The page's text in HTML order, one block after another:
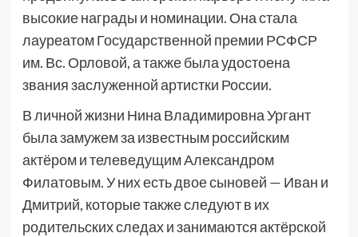
высокие награды и номинации. Она стала
лауреатом Государственной премии РСФСР
им. Вс. Орловой, а также была удостоена
звания заслуженной артистки России.
В личной жизни Нина Владимировна Ургант
была замужем за известным российским
актёром и телеведущим Александром
Филатовым. У них есть двое сыновей — Иван и
Дмитрий, которые также следуют в их
родительских следах и занимаются актёрской